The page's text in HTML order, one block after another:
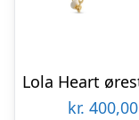
kr. 400,00